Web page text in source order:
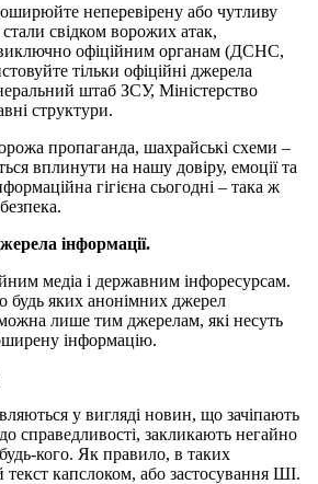
неперевірену або чутливу
свідком ворожих атак,
офіційним органам (ДСНС,
тільки офіційні джерела
штаб ЗСУ, Міністерство
структури.
пропаганда, шахрайські схеми –
вплинути на нашу довіру, емоції та
гігієна сьогодні – така ж
інформації.
медіа і державним інфоресурсам.
будь яких анонімних джерел
лише тим джерелам, які несуть
інформацію.
у вигляді новин, що зачіпають
справедливості, закликають негайно
кого. Як правило, в таких
текст капслоком, або застосування ШІ.